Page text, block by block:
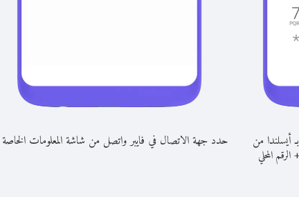
أيسلندا من
الرقم المحلي
حدد جهة الاتصال في فايبر واتصل من شاشة المعلومات الخاصة